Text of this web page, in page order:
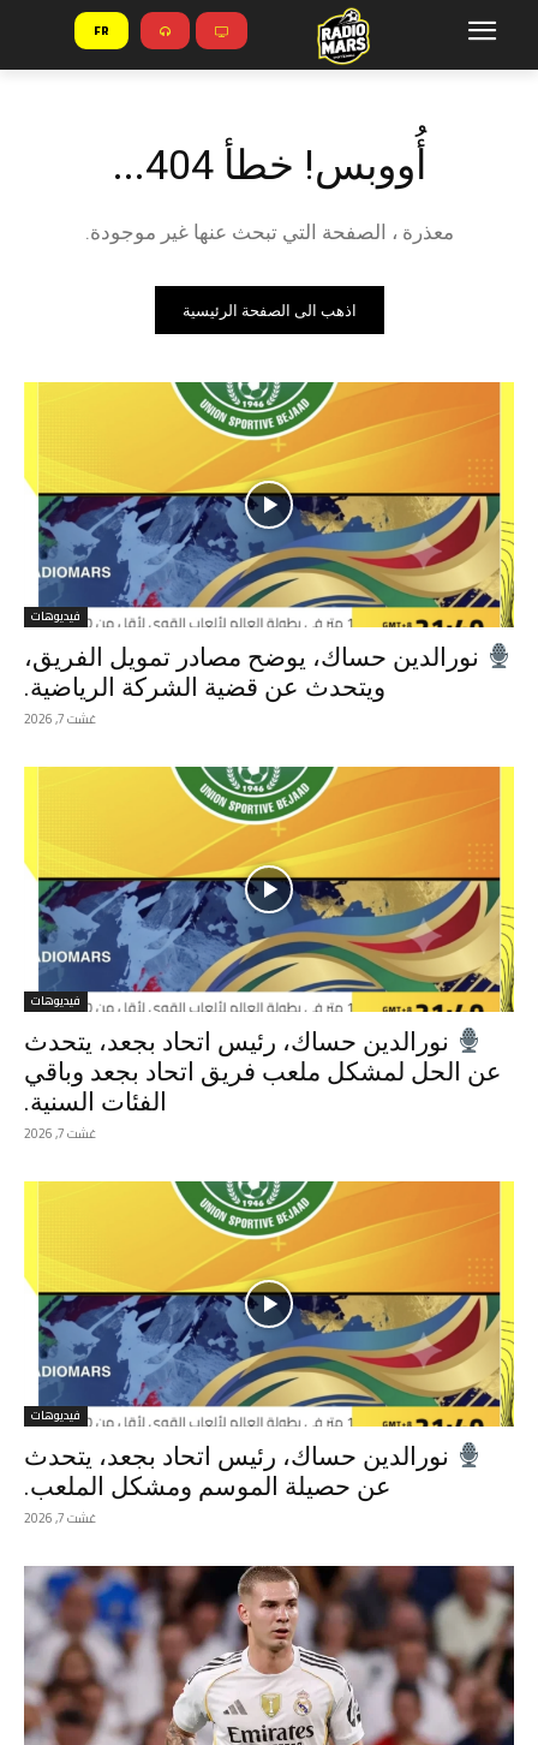
FR
أُووبس! خطأ 404...
معذرة ، الصفحة التي تبحث عنها غير موجودة.
اذهب الى الصفحة الرئيسية
فيديوهات
نورالدين حساك، يوضح مصادر تمويل الفريق،
ويتحدث عن قضية الشركة الرياضية.
غشت 7, 2026
فيديوهات
نورالدين حساك، رئيس اتحاد بجعد، يتحدث
عن الحل لمشكل ملعب فريق اتحاد بجعد وباقي
الفئات السنية.
غشت 7, 2026
فيديوهات
نورالدين حساك، رئيس اتحاد بجعد، يتحدث
عن حصيلة الموسم ومشكل الملعب.
غشت 7, 2026